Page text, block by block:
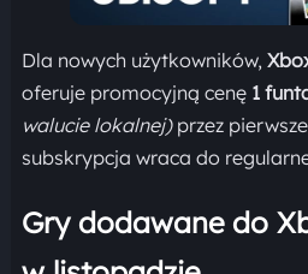
Dla nowych użytkowników,
oferuje promocyjną cenę 1
walucie lokalnej)przez
subskrypcja wraca do
Gry dodawane do